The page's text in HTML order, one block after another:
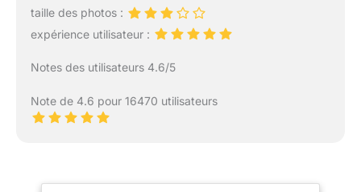
taille des photos :
expérience utilisateur :
Notes des utilisateurs 4.6/5
Note de 4.6 pour 16470 utilisateurs